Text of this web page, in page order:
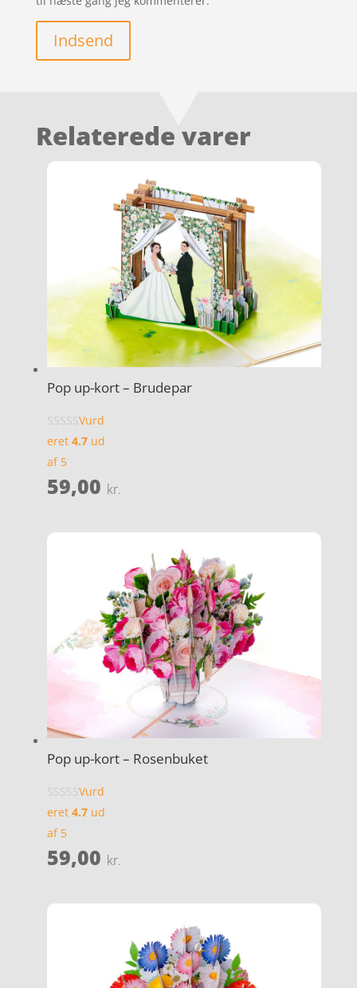
Indsend
Relaterede varer
Pop up-kort – Brudepar
Vurd
eret 4.7ud
af 5
59,00 kr.
Pop up-kort – Rosenbuket
Vurd
eret 4.7ud
af 5
59,00 kr.